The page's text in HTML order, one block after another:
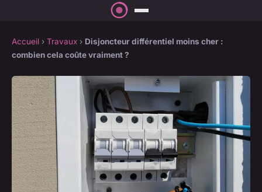
Accueil › Travaux › Disjoncteur différentiel moins cher :
combien cela coûte vraiment ?